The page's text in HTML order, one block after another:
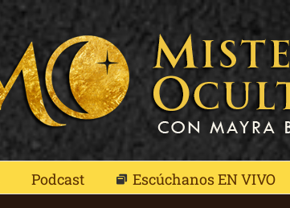
Podcast Escúchanos EN VIVO